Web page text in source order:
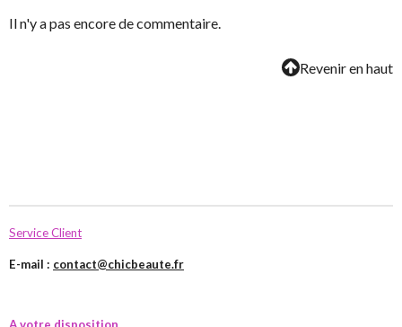
Il n'y a pas encore de commentaire.
Revenir en haut
Service Client
E-mail : contact@chicbeaute.fr